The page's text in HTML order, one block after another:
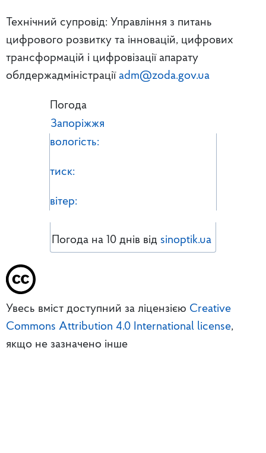
Технічний супровід: Управління з питань
цифрового розвитку та інновацій, цифрових
трансформацій і цифровізації апарату
облдержадміністрації adm@zoda.gov.ua
Погода
Запоріжжя
вологість:
тиск:
вітер:
Погода на 10 днів від sinoptik.ua
Увесь вміст доступний за ліцензією Creative
Commons Attribution 4.0 International license,
якщо не зазначено інше